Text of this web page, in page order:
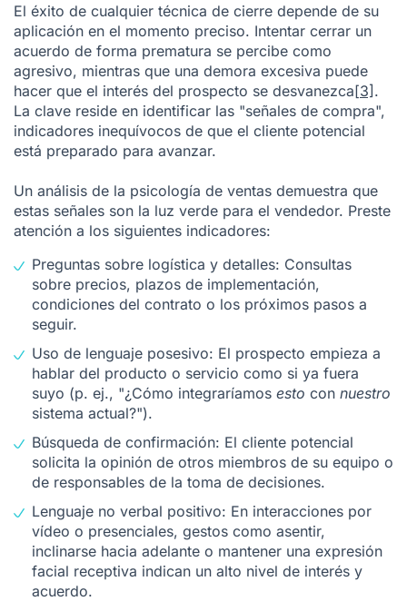
El éxito de cualquier técnica de cierre depende de su
aplicación en el momento preciso. Intentar cerrar un
acuerdo de forma prematura se percibe como
agresivo, mientras que una demora excesiva puede
hacer que el interés del prospecto se desvanezca[3].
La clave reside en identificar las "señales de compra",
indicadores inequívocos de que el cliente potencial
está preparado para avanzar.
Un análisis de la psicología de ventas demuestra que
estas señales son la luz verde para el vendedor. Preste
atención a los siguientes indicadores:
Preguntas sobre logística y detalles: Consultas
sobre precios, plazos de implementación,
condiciones del contrato o los próximos pasos a
seguir.
Uso de lenguaje posesivo: El prospecto empieza a
hablar del producto o servicio como si ya fuera
suyo (p. ej., "¿Cómo integraríamos esto con nuestro
sistema actual?").
Búsqueda de confirmación: El cliente potencial
solicita la opinión de otros miembros de su equipo o
de responsables de la toma de decisiones.
Lenguaje no verbal positivo: En interacciones por
vídeo o presenciales, gestos como asentir,
inclinarse hacia adelante o mantener una expresión
facial receptiva indican un alto nivel de interés y
acuerdo.